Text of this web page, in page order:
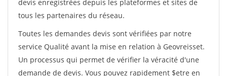
devis enregistrées depuis les plateformes et sites de
tous les partenaires du réseau.
Toutes les demandes devis sont vérifiées par notre
service Qualité avant la mise en relation à Geovreisset.
Un processus qui permet de vérifier la véracité d'une
demande de devis. Vous pouvez rapidement $etre en